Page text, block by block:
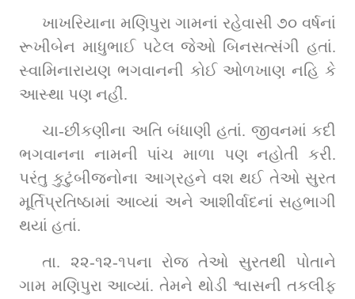
ખાખરિયાના મણિપુરા ગામનાં રહેવાસી ૭૦ વર્ષનાં
રૂખીબેન માધુભાઈ પટેલ જેઓ બિનસત્સંગી હતાં.
સ્વામિનારાયણ ભગવાનની કોઈ ઓળખાણ નહિ કે
આસ્થા પણ નહીં.
ચા-છીંકણીના અતિ બંધાણી હતાં. જીવનમાં કદી
ભગવાનના નામની પાંચ માળા પણ નહોતી કરી.
પરંતુ કુટુંબીજનોના આગ્રહને વશ થઈ તેઓ સુરત
મૂર્તિપ્રતિષ્ઠામાં આવ્યાં અને આશીર્વાદનાં સહભાગી
થયાં હતાં.
તા. ૨૨-૧૨-૧૫ના રોજ તેઓ સુરતથી પોતાને
ગામ મણિપુરા આવ્યાં. તેમને થોડી શ્વાસની તકલીફ